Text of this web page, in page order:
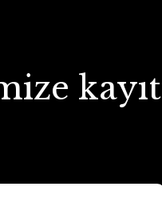
kayıt